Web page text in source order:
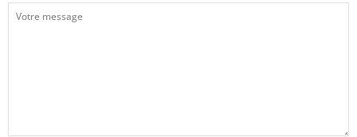
Votre
message